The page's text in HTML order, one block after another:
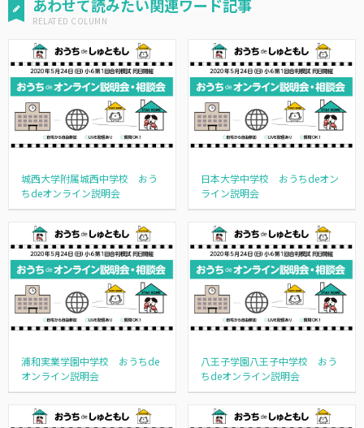
あわせて読みたい関連ワード記事
城西大学附属城西中学校 おう
ちdeオンライン説明会
日本大学中学校 おうちdeオン
ライン説明会
浦和実業学園中学校 おうちde
オンライン説明会
八王子学園八王子中学校 おう
ちdeオンライン説明会